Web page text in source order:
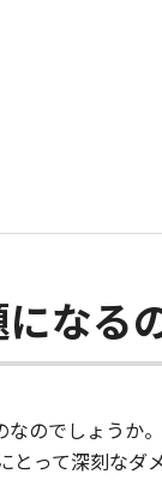
なる
のでしょうか
って深刻なダ